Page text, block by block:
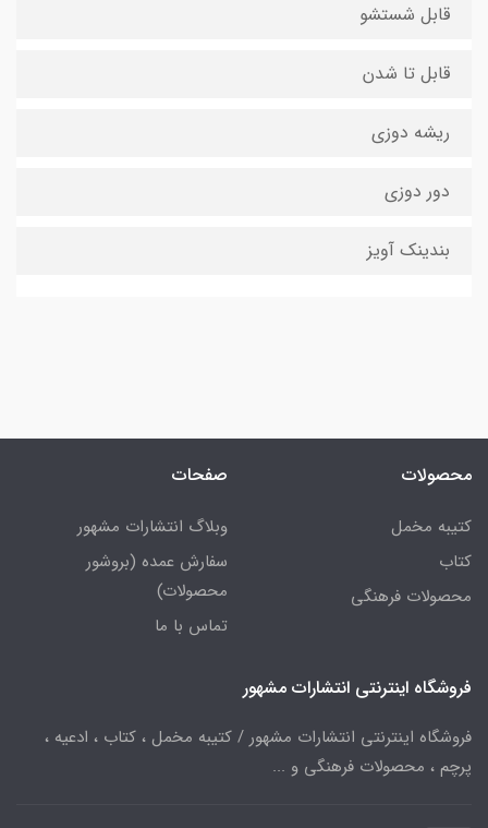
قابل شستشو
قابل تا شدن
ریشه دوزی
دور دوزی
بندینک آویز
محصولات
کتیبه مخمل
کتاب
محصولات فرهنگی
صفحات
وبلاگ انتشارات مشهور
سفارش عمده (بروشور
محصولات)
تماس با ما
فروشگاه اینترنتی انتشارات مشهور
فروشگاه اینترنتی انتشارات مشهور / کتیبه مخمل ، کتاب ، ادعیه ،
پرچم ، محصولات فرهنگی و ...